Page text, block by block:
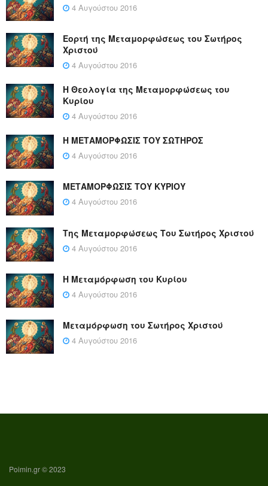
4 Αυγούστου 2016
Εορτή της Μεταμορφώσεως του Σωτήρος
Χριστού
4 Αυγούστου 2016
Η Θεολογία της Μεταμορφώσεως του
Κυρίου
4 Αυγούστου 2016
Η ΜΕΤΑΜΟΡΦΩΣΙΣ ΤΟΥ ΣΩΤΗΡΟΣ
4 Αυγούστου 2016
ΜΕΤΑΜΟΡΦΩΣΙΣ ΤΟΥ ΚΥΡΙΟΥ
4 Αυγούστου 2016
Της Μεταμορφώσεως Του Σωτήρος Χριστού
4 Αυγούστου 2016
Η Μεταμόρφωση του Κυρίου
4 Αυγούστου 2016
Μεταμόρφωση του Σωτήρος Χριστού
4 Αυγούστου 2016
Poimin.gr © 2023